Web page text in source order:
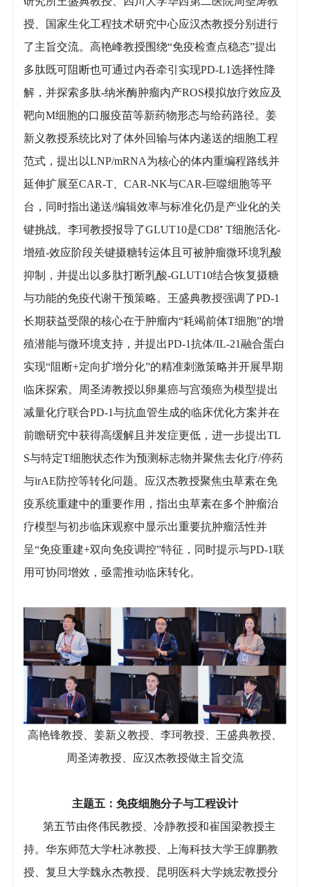
授、国家生化工程技术研究中心应汉杰教授分别进行
了主旨交流。高艳峰教授围绕“免疫检查点稳态”提出
多肽既可阻断也可通过内吞牵引实现PD-L1选择性降
解，并探索多肽-纳米酶肿瘤内产ROS模拟放疗效应及
靶向M细胞的口服疫苗等新药物形态与给药路径。姜
新义教授系统比对了体外回输与体内递送的细胞工程
范式，提出以LNP/mRNA为核心的体内重编程路线并
延伸扩展至CAR-T、CAR-NK与CAR-巨噬细胞等平
台，同时指出递送/编辑效率与标准化仍是产业化的关
键挑战。李珂教授报导了GLUT10是CD8⁺ T细胞活化-
增殖-效应阶段关键摄糖转运体且可被肿瘤微环境乳酸
抑制，并提出以多肽打断乳酸-GLUT10结合恢复摄糖
与功能的免疫代谢干预策略。王盛典教授强调了PD-1
长期获益受限的核心在于肿瘤内“耗竭前体T细胞”的增
殖潜能与微环境支持，并提出PD-1抗体/IL-21融合蛋白
实现“阻断+定向扩增分化”的精准刺激策略并开展早期
临床探索。周圣涛教授以卵巢癌与宫颈癌为模型提出
减量化疗联合PD-1与抗血管生成的临床优化方案并在
前瞻研究中获得高缓解且并发症更低，进一步提出TL
S与特定T细胞状态作为预测标志物并聚焦去化疗/停药
与irAE防控等转化问题。应汉杰教授聚焦虫草素在免
疫系统重建中的重要作用，指出虫草素在多个肿瘤治
疗模型与初步临床观察中显示出重要抗肿瘤活性并
呈“免疫重建+双向免疫调控”特征，同时提示与PD-1联
用可协同增效，亟需推动临床转化。
高艳锋教授、姜新义教授、李珂教授、王盛典教授、
周圣涛教授、应汉杰教授做主旨交流
主题五：免疫细胞分子与工程设计
第五节由佟伟民教授、冷静教授和崔国梁教授主
持。华东师范大学杜冰教授、上海科技大学王皥鹏教
授、复旦大学魏永杰教授、昆明医科大学姚宏教授分